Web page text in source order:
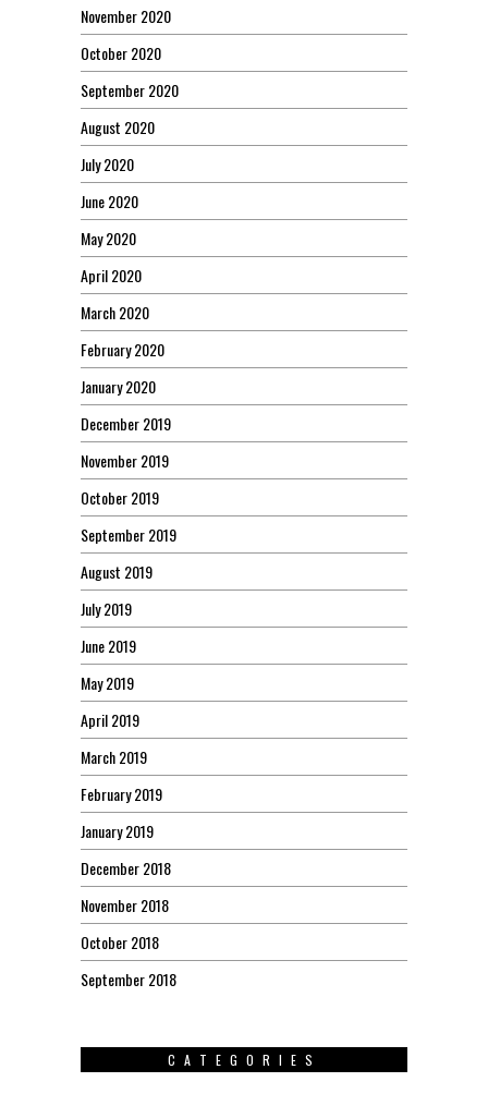
November 2020
October 2020
September 2020
August 2020
July 2020
June 2020
May 2020
April 2020
March 2020
February 2020
January 2020
December 2019
November 2019
October 2019
September 2019
August 2019
July 2019
June 2019
May 2019
April 2019
March 2019
February 2019
January 2019
December 2018
November 2018
October 2018
September 2018
CATEGORIES